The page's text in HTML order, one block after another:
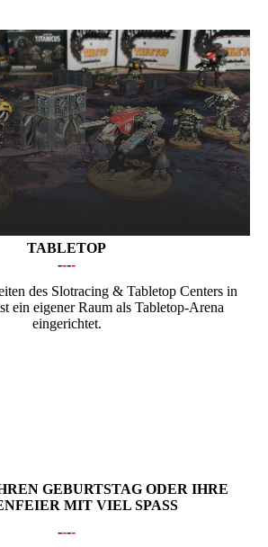
TABLETOP
----
des Slotracing & Tabletop Centers in
ein eigener Raum als Tabletop-Arena
eingerichtet.
GEBURTSTAG ODER IHRE
MIT VIEL SPASS
----